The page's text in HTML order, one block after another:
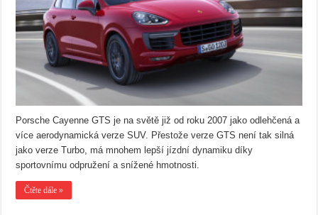
Porsche Cayenne GTS je na světě již od roku 2007 jako odlehčená a
více aerodynamická verze SUV. Přestože verze GTS není tak silná
jako verze Turbo, má mnohem lepší jízdní dynamiku díky
sportovnímu odpružení a snížené hmotnosti.
Čtěte dále »